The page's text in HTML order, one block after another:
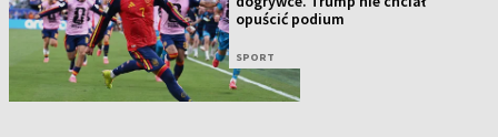
opuścić podium
SPORT